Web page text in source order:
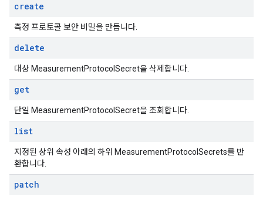
create
측정 프로토콜 보안 비밀을 만듭니다.
delete
대상 MeasurementProtocolSecret을 삭제합니다.
get
단일 MeasurementProtocolSecret을 조회합니다.
list
지정된 상위 속성 아래의 하위 MeasurementProtocolSecrets를 반
환합니다.
patch